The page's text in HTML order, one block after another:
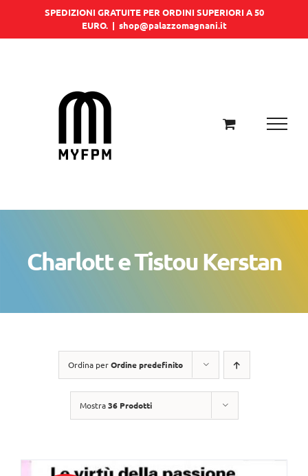
SPEDIZIONI GRATUITE PER ORDINI SUPERIORI A 50
EURO. | shop@palazzomagnani.it
Charlott e Tistou Kerstan
Ordina perOrdine predefinito
Mostra36 Prodotti